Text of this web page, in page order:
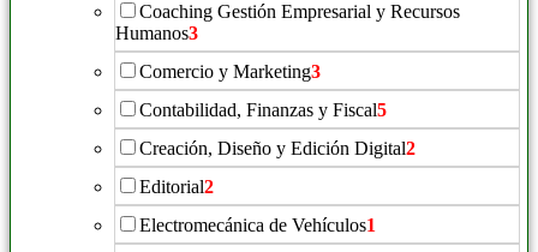
Coaching Gestión Empresarial y Recursos
Humanos3
Comercio y Marketing3
Contabilidad, Finanzas y Fiscal5
Creación, Diseño y Edición Digital2
Editorial2
Electromecánica de Vehículos1